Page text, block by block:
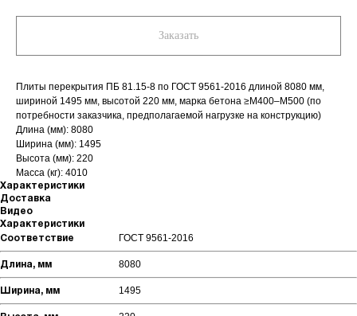
Заказать
Плиты перекрытия ПБ 81.15-8 по ГОСТ 9561-2016 длиной 8080 мм,
шириной 1495 мм, высотой 220 мм, марка бетона ≥М400–М500 (по
потребности заказчика, предполагаемой нагрузке на конструкцию)
Длина (мм): 8080
Ширина (мм): 1495
Высота (мм): 220
Масса (кг): 4010
Характеристики
Доставка
Видео
Характеристики
Соответствие
ГОСТ 9561-2016
Длина, мм 8080
Ширина, мм 1495